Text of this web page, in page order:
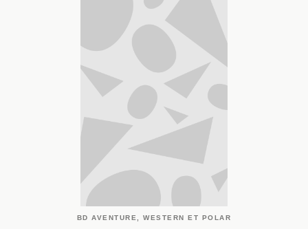
BD AVENTURE, WESTERN ET POLAR